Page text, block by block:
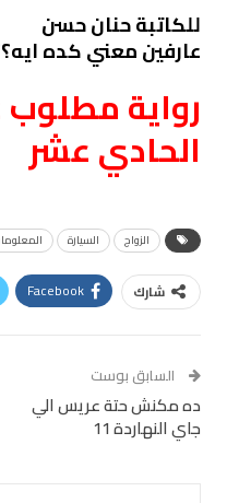
للكاتبة حنان حسن
عارفين معني كده
رواية
الحادي عشر
الزواج السيارة
شارك Facebook
Tumblr
البريد الإلكتروني
Digg
السابق بوست
ده مكنش حتة عريس الي
جاي النهاردة 11